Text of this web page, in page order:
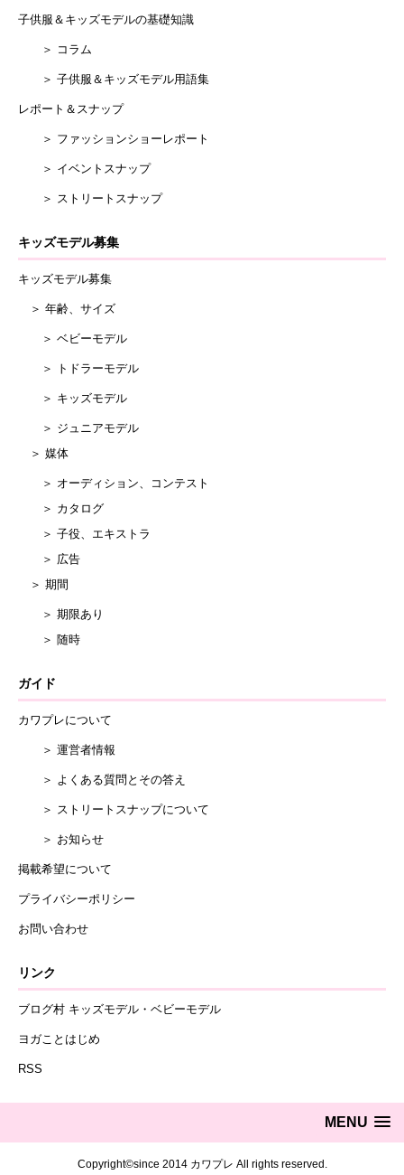
子供服＆キッズモデルの基礎知識
＞ コラム
＞ 子供服＆キッズモデル用語集
レポート＆スナップ
＞ ファッションショーレポート
＞ イベントスナップ
＞ ストリートスナップ
キッズモデル募集
キッズモデル募集
＞ 年齢、サイズ
＞ ベビーモデル
＞ トドラーモデル
＞ キッズモデル
＞ ジュニアモデル
＞ 媒体
＞ オーディション、コンテスト
＞ カタログ
＞ 子役、エキストラ
＞ 広告
＞ 期間
＞ 期限あり
＞ 随時
ガイド
カワプレについて
＞ 運営者情報
＞ よくある質問とその答え
＞ ストリートスナップについて
＞ お知らせ
掲載希望について
プライバシーポリシー
お問い合わせ
リンク
ブログ村 キッズモデル・ベビーモデル
ヨガことはじめ
RSS
MENU
Copyright©since 2014 カワプレ All rights reserved.